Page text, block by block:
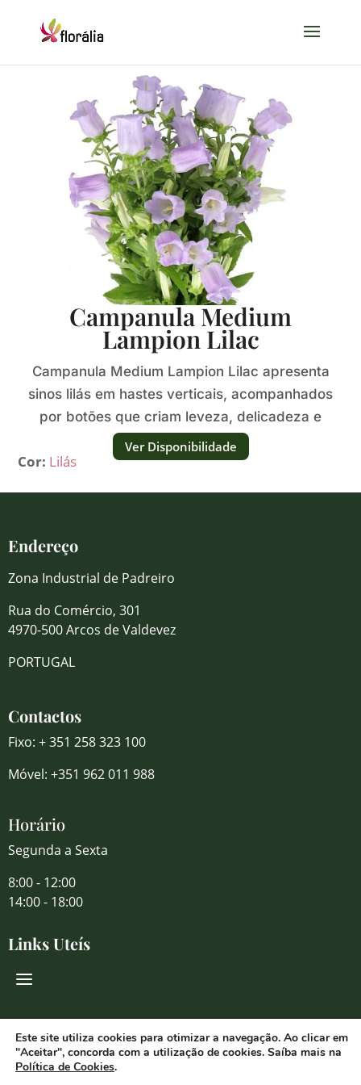
Campanula Medium
Lampion Lilac
Campanula Medium Lampion Lilac apresenta
sinos lilás em hastes verticais, acompanhados
por botões que criam leveza, delicadeza e
diferentes volumes.
Cor: Lilás
Ver Disponibilidade
Endereço
Zona Industrial de Padreiro
Rua do Comércio, 301
4970-500 Arcos de Valdevez
PORTUGAL
Contactos
Fixo: + 351 258 323 100
Móvel: +351 962 011 988
Horário
Segunda a Sexta
8:00 - 12:00
14:00 - 18:00
Links Uteís
Redes Sociais
Este site utiliza cookies para otimizar a navegação. Ao clicar em
"Aceitar", concorda com a utilização de cookies. Saíba mais na
Política de Cookies.